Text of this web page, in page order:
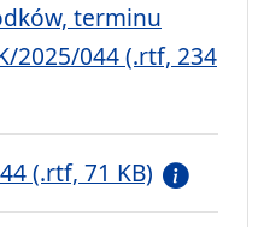
terminu
2025/044 (.rtf, 234
(.rtf, 71 KB)